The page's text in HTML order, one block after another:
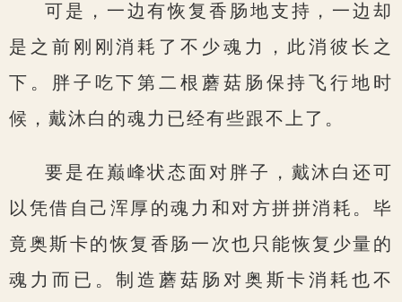
可是，一边有恢复香肠地支持，一边却
是之前刚刚消耗了不少魂力，此消彼长之
下。胖子吃下第二根蘑菇肠保持飞行地时
候，戴沐白的魂力已经有些跟不上了。
要是在巅峰状态面对胖子，戴沐白还可
以凭借自己浑厚的魂力和对方拼拼消耗。毕
竟奥斯卡的恢复香肠一次也只能恢复少量的
魂力而已。制造蘑菇肠对奥斯卡消耗也不